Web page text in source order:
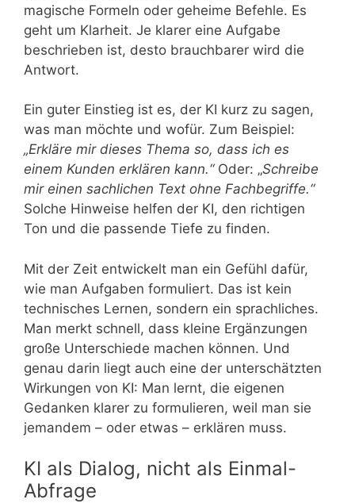
magische Formeln oder geheime Befehle. Es
geht um Klarheit. Je klarer eine Aufgabe
beschrieben ist, desto brauchbarer wird die
Antwort.
Ein guter Einstieg ist es, der KI kurz zu sagen,
was man möchte und wofür. Zum Beispiel:
„Erkläre mir dieses Thema so, dass ich es
einem Kunden erklären kann.“Oder: „Schreibe
mir einen sachlichen Text ohne Fachbegriffe.“
Solche Hinweise helfen der KI, den richtigen
Ton und die passende Tiefe zu finden.
Mit der Zeit entwickelt man ein Gefühl dafür,
wie man Aufgaben formuliert. Das ist kein
technisches Lernen, sondern ein sprachliches.
Man merkt schnell, dass kleine Ergänzungen
große Unterschiede machen können. Und
genau darin liegt auch eine der unterschätzten
Wirkungen von KI: Man lernt, die eigenen
Gedanken klarer zu formulieren, weil man sie
jemandem – oder etwas – erklären muss.
KI als Dialog, nicht als Einmal-
Abfrage